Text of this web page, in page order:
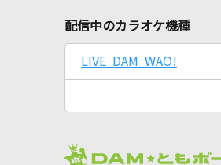
配信中のカラオケ機種
LIVE DAM WAO!